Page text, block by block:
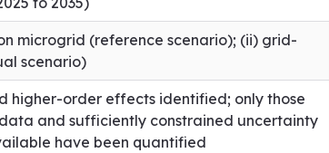
microgrid (reference scenario); (ii) grid-
scenario)
higher-order effects identified; only those
and sufficiently constrained uncertainty
have been quantified